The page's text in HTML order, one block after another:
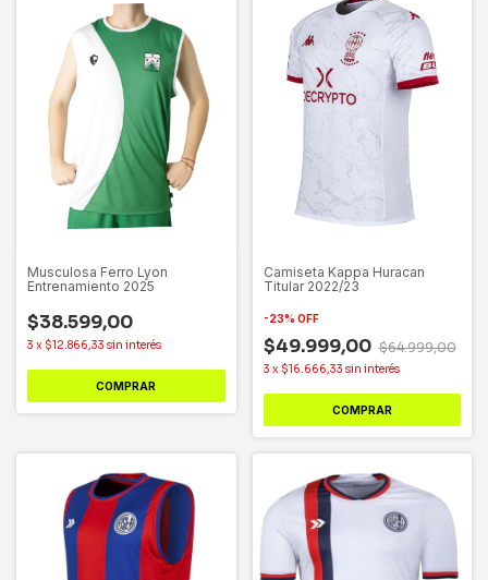
Musculosa Ferro Lyon
Entrenamiento 2025
$38.599,00
3 x $12.866,33 sin interés
COMPRAR
Camiseta Kappa Huracan
Titular 2022/23
-23% OFF
$49.999,00 $64.999,00
3 x $16.666,33 sin interés
COMPRAR